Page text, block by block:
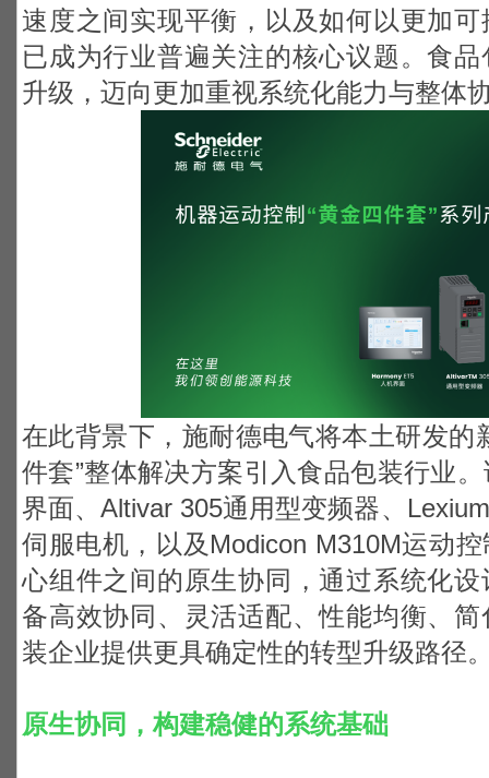
速度之间实现平衡，以及如何以更加
已成为行业普遍关注的核心议题。食
升级，迈向更加重视系统化能力与整体
在此背景下，施耐德电气将本土研发的
件套”整体解决方案引入食品包装行业
界面、Altivar 305通用型变频器、
伺服电机，以及Modicon M310M运动
心组件之间的原生协同，通过系统化
备高效协同、灵活适配、性能均衡、
装企业提供更具确定性的转型升级路径
原生协同，构建稳健的系统基础